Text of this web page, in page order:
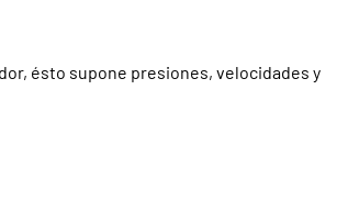
ésto supone presiones, velocidades y